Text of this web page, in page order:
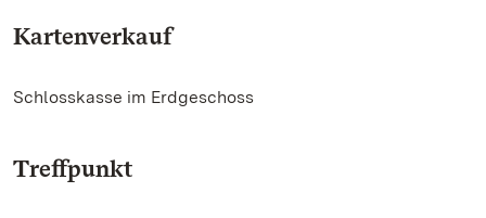
Kartenverkauf
Schlosskasse im Erdgeschoss
Treffpunkt